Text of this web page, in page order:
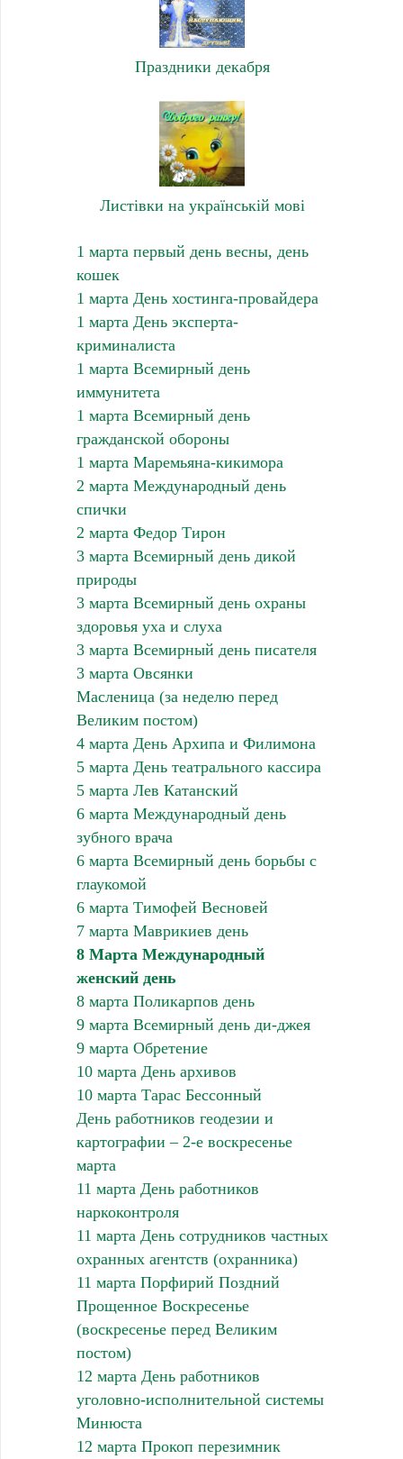
Праздники декабря
Листівки на українській мові
1 марта первый день весны, день
кошек
1 марта День хостинга-провайдера
1 марта День эксперта-
криминалиста
1 марта Всемирный день
иммунитета
1 марта Всемирный день
гражданской обороны
1 марта Маремьяна-кикимора
2 марта Международный день
спички
2 марта Федор Тирон
3 марта Всемирный день дикой
природы
3 марта Всемирный день охраны
здоровья уха и слуха
3 марта Всемирный день писателя
3 марта Овсянки
Масленица (за неделю перед
Великим постом)
4 марта День Архипа и Филимона
5 марта День театрального кассира
5 марта Лев Катанский
6 марта Международный день
зубного врача
6 марта Всемирный день борьбы с
глаукомой
6 марта Тимофей Весновей
7 марта Маврикиев день
8 Марта Международный
женский день
8 марта Поликарпов день
9 марта Всемирный день ди-джея
9 марта Обретение
10 марта День архивов
10 марта Тарас Бессонный
День работников геодезии и
картографии – 2-е воскресенье
марта
11 марта День работников
наркоконтроля
11 марта День сотрудников частных
охранных агентств (охранника)
11 марта Порфирий Поздний
Прощенное Воскресенье
(воскресенье перед Великим
постом)
12 марта День работников
уголовно-исполнительной системы
Минюста
12 марта Прокоп перезимник